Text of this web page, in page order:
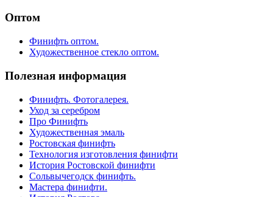
Оптом
Финифть оптом.
Художественное стекло оптом.
Полезная информация
Финифть. Фотогалерея.
Уход за серебром
Про Финифть
Художественная эмаль
Ростовская финифть
Технология изготовления финифти
История Ростовской финифти
Сольвычегодск финифть.
Мастера финифти.